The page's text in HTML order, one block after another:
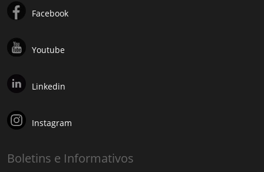
Facebook
Youtube
Linkedin
Instagram
Boletins e Informativos